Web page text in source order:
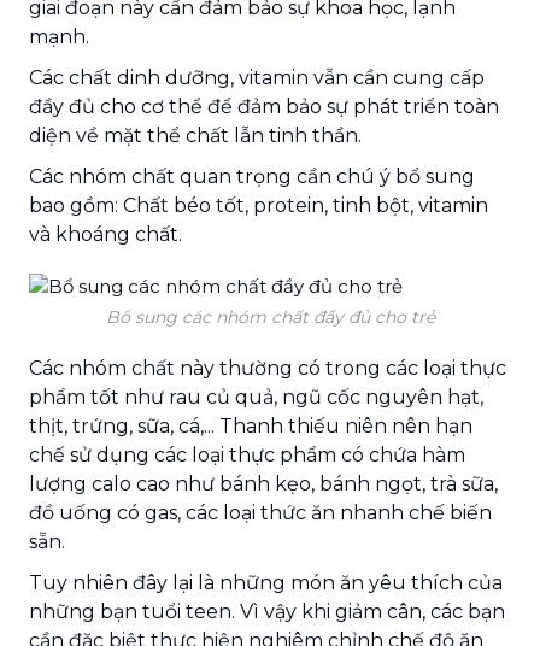
giai đoạn này cần đảm bảo sự khoa học, lạnh
mạnh.
Các chất dinh dưỡng, vitamin vẫn cần cung cấp
đầy đủ cho cơ thể để đảm bảo sự phát triển toàn
diện về mặt thể chất lẫn tinh thần.
Các nhóm chất quan trọng cần chú ý bổ sung
bao gồm: Chất béo tốt, protein, tinh bột, vitamin
và khoáng chất.
Bổ sung các nhóm chất đầy đủ cho trẻ
Các nhóm chất này thường có trong các loại thực
phẩm tốt như rau củ quả, ngũ cốc nguyên hạt,
thịt, trứng, sữa, cá,... Thanh thiếu niên nên hạn
chế sử dụng các loại thực phẩm có chứa hàm
lượng calo cao như bánh kẹo, bánh ngọt, trà sữa,
đồ uống có gas, các loại thức ăn nhanh chế biến
sẵn.
Tuy nhiên đây lại là những món ăn yêu thích của
những bạn tuổi teen. Vì vậy khi giảm cân, các bạn
cần đặc biệt thực hiện nghiêm chỉnh chế độ ăn